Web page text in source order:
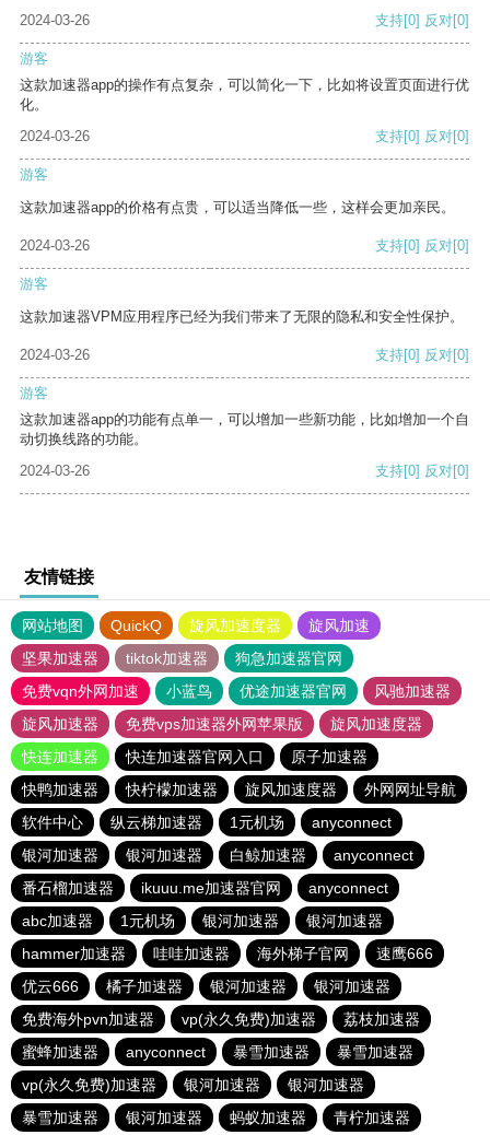
2024-03-26 支持[0] 反对[0]
游客
这款加速器app的操作有点复杂，可以简化一下，比如将设置页面进行优
化。
2024-03-26
支持[0] 反对[0]
游客
这款加速器app的价格有点贵，可以适当降低一些，这样会更加亲民。
2024-03-26 支持[0] 反对[0]
游客
这款加速器VPM应用程序已经为我们带来了无限的隐私和安全性保护。
2024-03-26 支持[0] 反对[0]
游客
这款加速器app的功能有点单一，可以增加一些新功能，比如增加一个自
动切换线路的功能。
2024-03-26
支持[0] 反对[0]
友情链接
网站地图 QuickQ 旋风加速度器
旋风加速
坚果加速器
tiktok加速器
狗急加速器官网
免费vqn外网加速
小蓝鸟 优途加速器官网
风驰加速器
旋风加速器
免费vps加速器外网苹果版
旋风加速度器
快连加速器
快连加速器官网入口
原子加速器
快鸭加速器
快柠檬加速器 旋风加速度器
外网网址导航
软件中心
纵云梯加速器 1元机场
anyconnect
银河加速器
银河加速器 白鲸加速器
anyconnect
番石榴加速器
ikuuu.me加速器官网
anyconnect
abc加速器
1元机场 银河加速器
银河加速器
hammer加速器
哇哇加速器 海外梯子官网
速鹰666
优云666
橘子加速器 银河加速器
银河加速器
免费海外pvn加速器
vp(永久免费)加速器
荔枝加速器
蜜蜂加速器
anyconnect 暴雪加速器
暴雪加速器
vp(永久免费)加速器
银河加速器
银河加速器
暴雪加速器
银河加速器 蚂蚁加速器 青柠加速器